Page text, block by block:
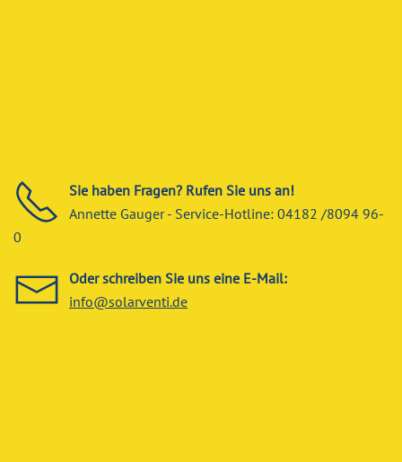
Sie haben Fragen? Rufen Sie uns an!
Annette Gauger - Service-Hotline: 04182 /8094 96-
0
Oder schreiben Sie uns eine E-Mail:
info@solarventi.de